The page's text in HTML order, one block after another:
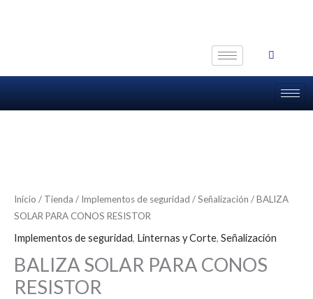
Inicio / Tienda / Implementos de seguridad /Señalización / BALIZA
SOLAR PARA CONOS RESISTOR
Implementos de seguridad, Linternas y Corte, Señalización
BALIZA SOLAR PARA CONOS
RESISTOR